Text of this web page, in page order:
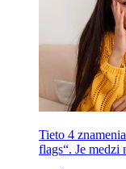
Tieto 4
flags“. Je medzi